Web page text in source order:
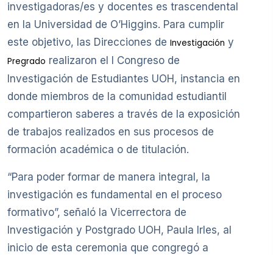
investigadoras/es y docentes es trascendental
en la Universidad de O’Higgins. Para cumplir
este objetivo, las Direcciones de Investigación y
Pregrado realizaron el I Congreso de
Investigación de Estudiantes UOH, instancia en
donde miembros de la comunidad estudiantil
compartieron saberes a través de la exposición
de trabajos realizados en sus procesos de
formación académica o de titulación.
“Para poder formar de manera integral, la
investigación es fundamental en el proceso
formativo”, señaló la Vicerrectora de
Investigación y Postgrado UOH, Paula Irles, al
inicio de esta ceremonia que congregó a